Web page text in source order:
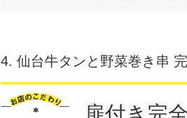
4. 仙台牛タンと野菜巻き串